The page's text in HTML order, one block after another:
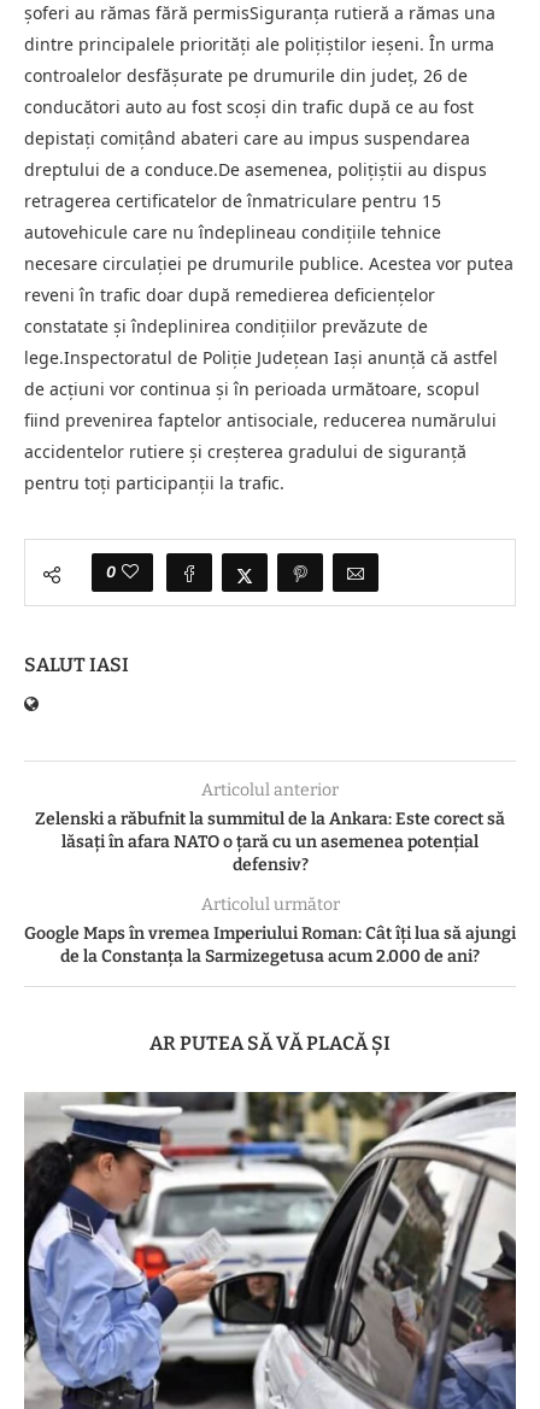
șoferi au rămas fără permisSiguranța rutieră a rămas una
dintre principalele priorități ale polițiștilor ieșeni. În urma
controalelor desfășurate pe drumurile din județ, 26 de
conducători auto au fost scoși din trafic după ce au fost
depistați comițând abateri care au impus suspendarea
dreptului de a conduce.De asemenea, polițiștii au dispus
retragerea certificatelor de înmatriculare pentru 15
autovehicule care nu îndeplineau condițiile tehnice
necesare circulației pe drumurile publice. Acestea vor putea
reveni în trafic doar după remedierea deficiențelor
constatate și îndeplinirea condițiilor prevăzute de
lege.Inspectoratul de Poliție Județean Iași anunță că astfel
de acțiuni vor continua și în perioada următoare, scopul
fiind prevenirea faptelor antisociale, reducerea numărului
accidentelor rutiere și creșterea gradului de siguranță
pentru toți participanții la trafic.
0
SALUT IASI
Articolul anterior
Zelenski a răbufnit la summitul de la Ankara: Este corect să
lăsați în afara NATO o țară cu un asemenea potențial
defensiv?
Articolul următor
Google Maps în vremea Imperiului Roman: Cât îți lua să ajungi
de la Constanța la Sarmizegetusa acum 2.000 de ani?
AR PUTEA SĂ VĂ PLACĂ ȘI